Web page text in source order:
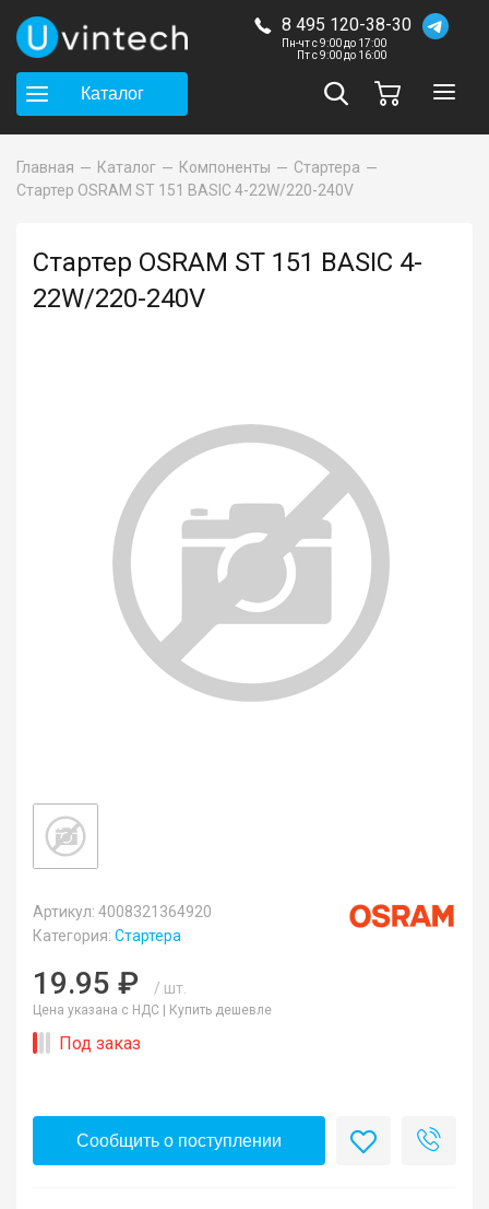
8 495 120-38-30
Пн-чт с 9:00 до 17:00
Пт с 9:00 до 16:00
Каталог
Главная Каталог Компоненты
Стартера
Стартер OSRAM ST 151 BASIC 4-22W/220-240V
Стартер OSRAM ST 151 BASIC 4-
22W/220-240V
Артикул: 4008321364920
Категория: Стартера
19.95 ₽ / шт.
Цена указана с НДС | Купить дешевле
Под заказ
Сообщить о поступлении